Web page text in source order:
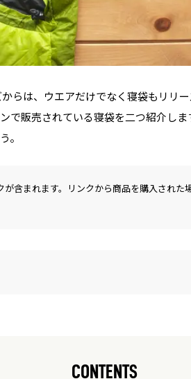
らは、ウエアだけでなく寝袋もリリ
で販売されている寝袋を二つ紹介し
。
含まれます。リンクから商品を購入された
CONTENTS